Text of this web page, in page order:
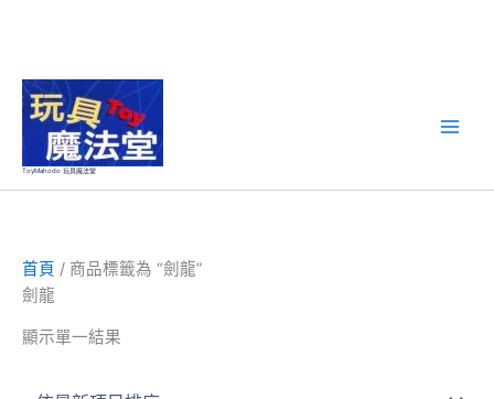
ToyMahodo 玩具魔法堂
首頁 / 商品標籤為 “劍龍”
劍龍
顯示單一結果